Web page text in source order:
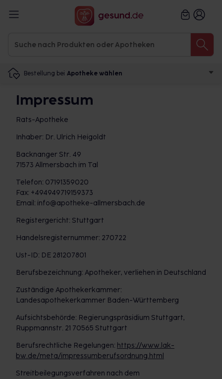
Bestellung bei Apotheke wählen
Impressum
Rats-Apotheke
Inhaber: Dr. Ulrich Heigoldt
Backnanger Str. 49
71573 Allmersbach im Tal
Telefon: 07191359020
Fax: +494949719159373
Email: info@apotheke-allmersbach.de
Registergericht: Stuttgart
Handelsregisternummer: 270722
Ust-ID: DE 281207801
Berufsbezeichnung: Apotheker, verliehen in Deutschland
Zuständige Apothekerkammer:
Landesapothekerkammer Baden-Württemberg
Aufsichtsbehörde: Regierungspräsidium Stuttgart,
Ruppmannstr. 21 70565 Stuttgart
Berufsrechtliche Regelungen: https://www.lak-
bw.de/meta/impressumberufsordnung.html
Streitbeilegungsverfahren nach dem